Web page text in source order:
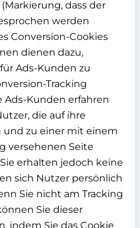
dass der
werden
Conversion-Cookies
dienen dazu,
Ads-Kunden zu
Tracking
Ads-Kunden erfahren
die auf ihre
zu einer mit einem
versehenen Seite
erhalten jedoch keine
sich Nutzer persönlich
Sie nicht am Tracking
Sie dieser
indem Sie das Cookie